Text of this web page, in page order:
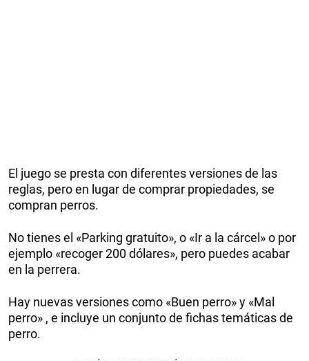
El juego se presta con diferentes versiones de las
reglas, pero en lugar de comprar propiedades, se
compran perros.
No tienes el «Parking gratuito», o «Ir a la cárcel» o por
ejemplo «recoger 200 dólares», pero puedes acabar
en la perrera.
Hay nuevas versiones como «Buen perro» y «Mal
perro» , e incluye un conjunto de fichas temáticas de
perro.